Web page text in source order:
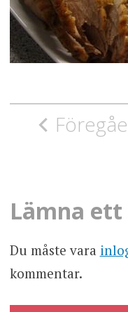
Lämna ett
Du måste vara
kommentar.